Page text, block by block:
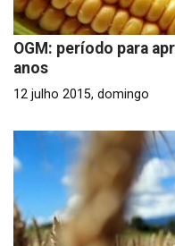
OGM: período para
anos
12 julho 2015, domingo